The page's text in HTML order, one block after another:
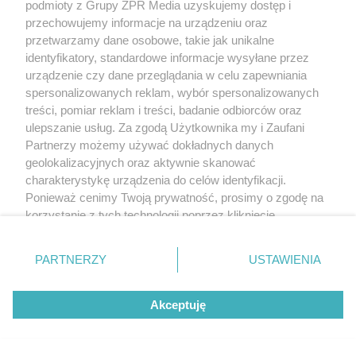
u
starań, aby informacje w nim zawarte były poprawne merytorycznie,
jednakże decyzja dotycząca leczenia należy do lekarza. Redakcja i
wydawca serwisu nie ponoszą odpowiedzialności wynikającej z
zastosowania informacji zamieszczonych na stronach serwisu, który
nie prowadzi działalności leczniczej polegającej na udzielaniu
świadczeń zdrowotnych w rozumieniu art. 3 ust 1 ustawy o
działalności leczniczej.
NASI PARTNERZY POLECAJĄ
podmioty z Grupy ZPR Media uzyskujemy dostęp i
przechowujemy informacje na urządzeniu oraz
przetwarzamy dane osobowe, takie jak unikalne
identyfikatory, standardowe informacje wysyłane przez
urządzenie czy dane przeglądania w celu zapewniania
spersonalizowanych reklam, wybór spersonalizowanych
treści, pomiar reklam i treści, badanie odbiorców oraz
ulepszanie usług. Za zgodą Użytkownika my i Zaufani
Partnerzy możemy używać dokładnych danych
geolokalizacyjnych oraz aktywnie skanować
charakterystykę urządzenia do celów identyfikacji.
Ponieważ cenimy Twoją prywatność, prosimy o zgodę na
korzystanie z tych technologii poprzez kliknięcie
zmienić/wycofać klikając przycisk ustawień prywatności
znajdujący się w lewym dolnym rogu strony
rodzaje przetwarzania danych nie wymagają zgody
użytkownika, ale masz prawo sprzeciwić się takiemu
przetwarzaniu. Preferencje będą miały zastosowanie tylko
PARTNERZY USTAWIENIA
Akceptuję